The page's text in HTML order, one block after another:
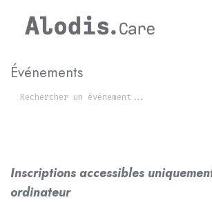
Événements
Inscriptions accessibles
ordinateur